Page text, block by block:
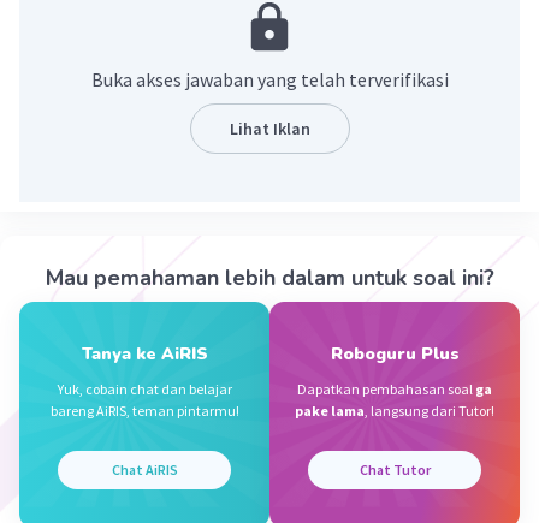
Beri Rating
Iklan
Community Level 89
56:2-47 = 28-47 = -19
Buka akses jawaban yang telah terverifikasi
Lihat Iklan
Mau pemahaman lebih dalam untuk soal ini?
Tanya ke AiRIS
Yuk, cobain chat dan belajar
bareng AiRIS, teman pintarmu!
Chat AiRIS
Roboguru Plus
Dapatkan pembahasan soal ga
pake lama, langsung dari Tutor!
Chat Tutor